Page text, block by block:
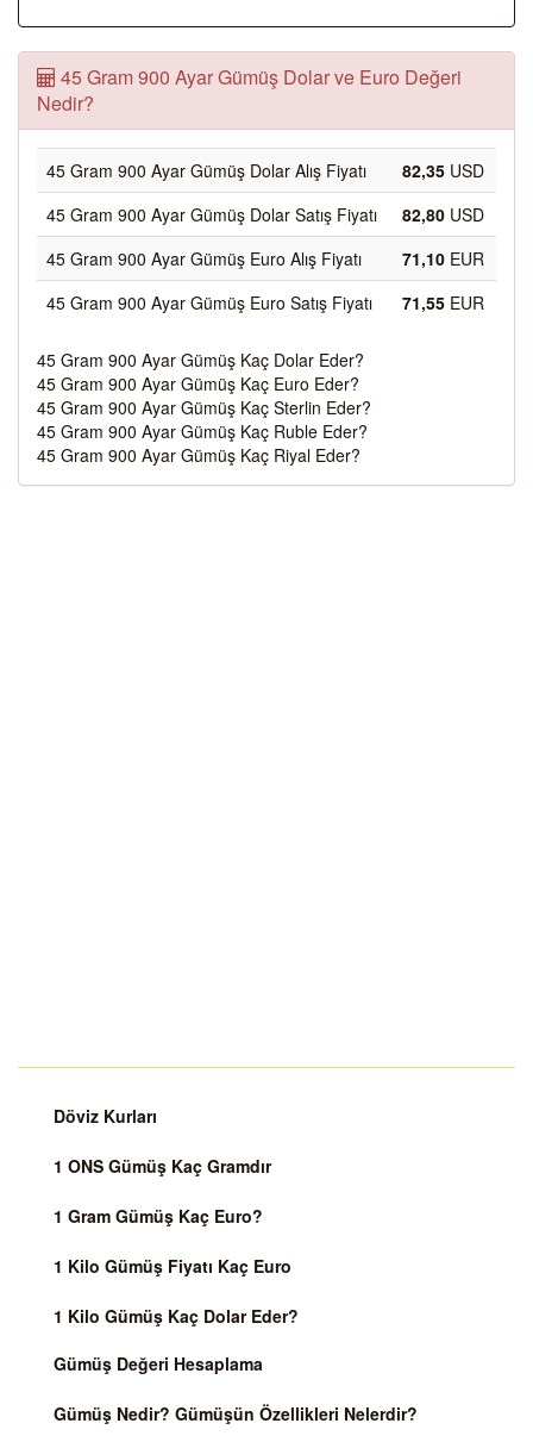
45 Gram 900 Ayar Gümüş Dolar ve Euro Değeri
Nedir?
45 Gram 900 Ayar Gümüş Dolar Alış Fiyatı 82,35 USD
45 Gram 900 Ayar Gümüş Dolar Satış Fiyatı
82,80 USD
45 Gram 900 Ayar Gümüş Euro Alış Fiyatı
71,10 EUR
45 Gram 900 Ayar Gümüş Euro Satış Fiyatı
71,55 EUR
45 Gram 900 Ayar Gümüş Kaç Dolar Eder?
45 Gram 900 Ayar Gümüş Kaç Euro Eder?
45 Gram 900 Ayar Gümüş Kaç Sterlin Eder?
45 Gram 900 Ayar Gümüş Kaç Ruble Eder?
45 Gram 900 Ayar Gümüş Kaç Riyal Eder?
Döviz Kurları
1 ONS Gümüş Kaç Gramdır
1 Gram Gümüş Kaç Euro?
1 Kilo Gümüş Fiyatı Kaç Euro
1 Kilo Gümüş Kaç Dolar Eder?
Gümüş Değeri Hesaplama
Gümüş Nedir? Gümüşün Özellikleri Nelerdir?